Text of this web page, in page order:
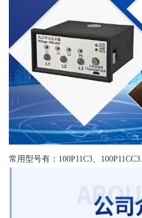
常用型号有：100P11C3、100P11CC3